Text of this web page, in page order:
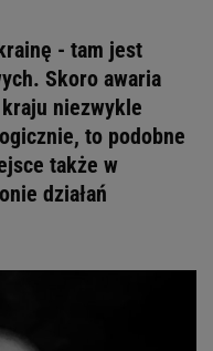
- tam jest
Skoro awaria
niezwykle
to podobne
także w
działań